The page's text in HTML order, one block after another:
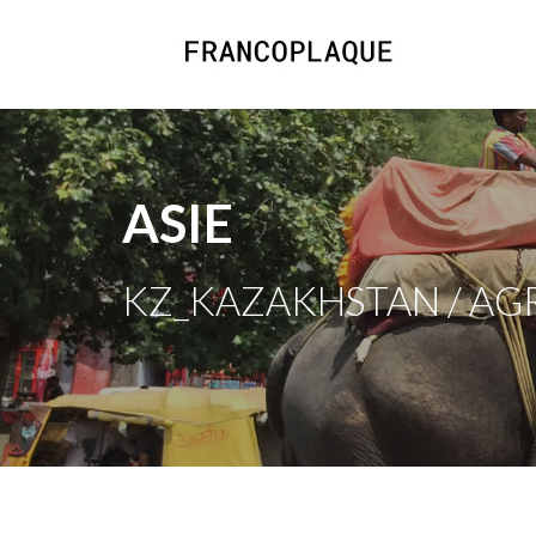
ASIE
KZ_KAZAKHSTAN /